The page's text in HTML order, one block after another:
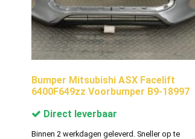
Bumper Mitsubishi ASX Facelift
6400F649zz Voorbumper B9-18997
Direct leverbaar
Binnen 2 werkdagen geleverd. Sneller op te